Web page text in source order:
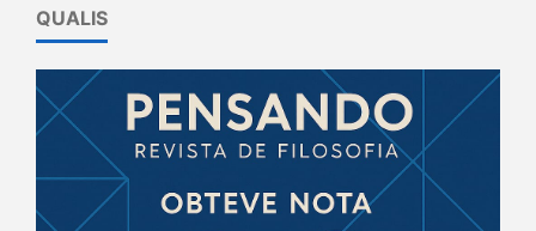
QUALIS